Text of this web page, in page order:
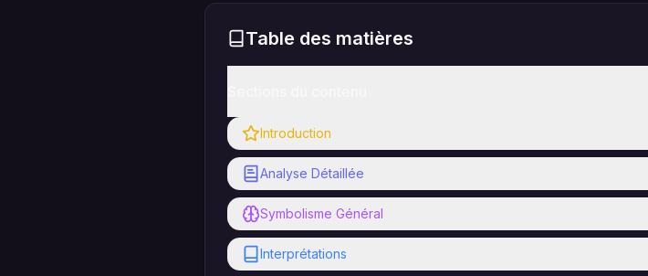
Table des matières
Introduction
Analyse Détaillée
Symbolisme Général
Interprétations